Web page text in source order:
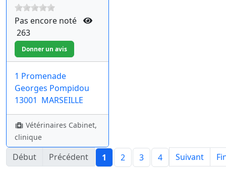
Pas encore noté
263
1 Promenade
Georges Pompidou
13001 MARSEILLE
Vétérinaires Cabinet,
clinique
Début Précédent 1 2 3 4 Suivant